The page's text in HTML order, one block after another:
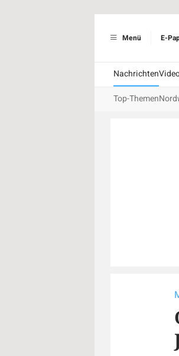
Menü E-
Nachrichten
Top-Themen